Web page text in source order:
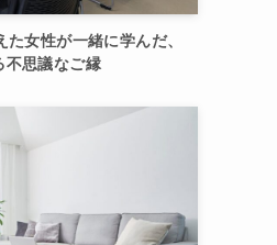
女性が一緒に学んだ、
不思議なご縁